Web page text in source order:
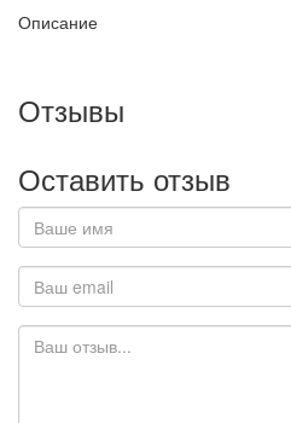
Описание
Отзывы
Оставить отзыв